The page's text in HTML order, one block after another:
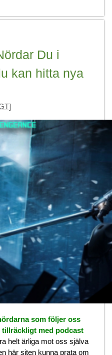
Du i
kan hitta nya
som följer oss
med podcast
helt ärliga mot oss själva
här siten kunna prata om